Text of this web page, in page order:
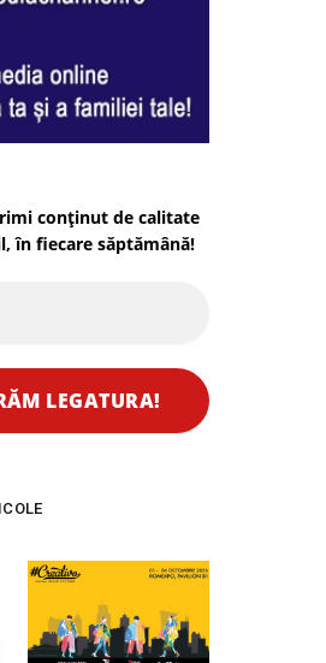
conținut de calitate
în fiecare săptămână!